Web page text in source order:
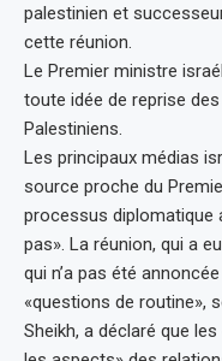
palestinien et
cette réunion.
Le Premier ministre
toute idée de reprise
Palestiniens.
Les principaux médias
source proche du
processus diplomatique
pas». La réunion, qui a
qui n’a pas été
«questions de routine»,
Sheikh, a déclaré que